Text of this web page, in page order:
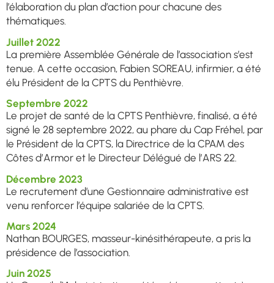
l’élaboration du plan d’action pour chacune des
thématiques.
Juillet 2022
La première Assemblée Générale de l’association s’est
tenue. A cette occasion, Fabien SOREAU, infirmier, a été
élu Président de la CPTS du Penthièvre.
Septembre 2022
Le projet de santé de la CPTS Penthièvre, finalisé, a été
signé le 28 septembre 2022, au phare du Cap Fréhel, par
le Président de la CPTS, la Directrice de la CPAM des
Côtes d’Armor et le Directeur Délégué de l’ARS 22.
Décembre 2023
Le recrutement d’une Gestionnaire administrative est
venu renforcer l’équipe salariée de la CPTS.
Mars 2024
Nathan BOURGES, masseur-kinésithérapeute, a pris la
présidence de l’association.
Juin 2025